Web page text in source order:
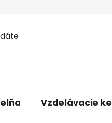
Vzdelávacie